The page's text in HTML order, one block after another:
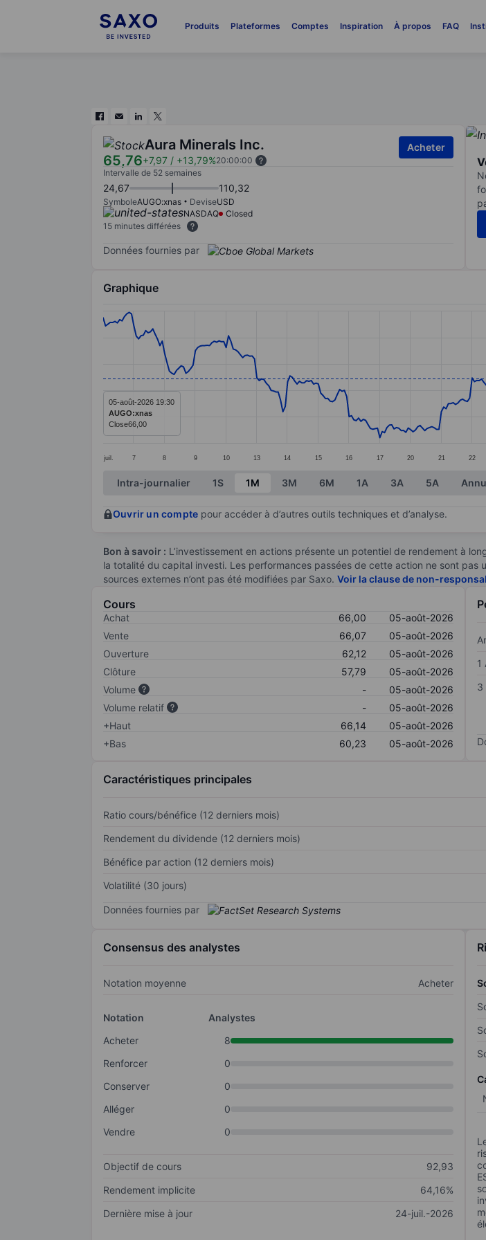
Produits Plateformes Comptes Inspiration À propos FAQ
Aura Minerals Inc.
65,76+7,97 / +13,79%20:00:00
Acheter
Intervalle de 52 semaines
24,67 110,32
SymboleAUGO:xnas DeviseUSD
NASDAQ
Closed
15 minutes différées
Données fournies par
Graphique
Line chart with 299 data points.
The chart has 1 X axis displaying categories.
The chart has 1 Y axis displaying values. Data ranges from 48.79 to
juil. 7 8 9 10 13 14 15 16 17 20 21 22
05-août-2026 19:30
AUGO:xnas
Close66,00
End of interactive chart.
Intra-journalier 1S 1M 3M 6M 1A 3A 5A
Ouvrir un compte pour accéder à d’autres outils techniques et d’analyse.
Bon à savoir : L’investissement en actions présente un potentiel de rendement à
la totalité du capital investi. Les performances passées de cette action ne sont
sources externes n’ont pas été modifiées par Saxo. Voir la clause de non-
Cours
Achat 66,00
05-août-2026
Vente
66,07
05-août-2026
Ouverture
62,12
05-août-2026
Clôture
57,79
05-août-2026
Volume
-
05-août-2026
Volume relatif
-
05-août-2026
+Haut
66,14
05-août-2026
+Bas
60,23 05-août-2026
1
3
Caractéristiques principales
Ratio cours/bénéfice (12 derniers mois)
Rendement du dividende (12 derniers mois)
Bénéfice par action (12 derniers mois)
Volatilité (30 jours)
Données fournies par
Consensus des analystes
Notation moyenne Acheter
Notation
Analystes
Acheter
8
Renforcer
0
Conserver
0
Alléger
0
Vendre
0
Objectif de cours
92,93
Rendement implicite
64,16%
Dernière mise à jour
24-juil.-2026